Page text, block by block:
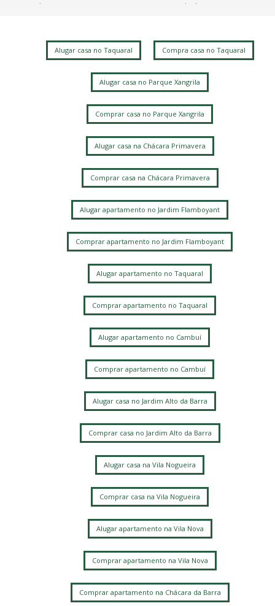
Jardim Itatinga
Cambuí
Jardim dos Oliveiras
Jardim do Trevo
Taquaral
Parque Xangrilá
Jardim Bom Retiro
Jardim Santa Genebra
Alugar casa no Taquaral Compra casa no Taquaral
Alugar casa no Parque Xangrila
Comprar casa no Parque Xangrila
Alugar casa na Chácara Primavera
Comprar casa na Chácara Primavera
Alugar apartamento no Jardim Flamboyant
Comprar apartamento no Jardim Flamboyant
Alugar apartamento no Taquaral
Comprar apartamento no Taquaral
Alugar apartamento no Cambuí
Comprar apartamento no Cambuí
Alugar casa no Jardim Alto da Barra
Comprar casa no Jardim Alto da Barra
Alugar casa na Vila Nogueira
Comprar casa na Vila Nogueira
Alugar apartamento na Vila Nova
Comprar apartamento na Vila Nova
Comprar apartamento na Chácara da Barra